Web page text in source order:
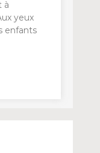
à
yeux
enfants